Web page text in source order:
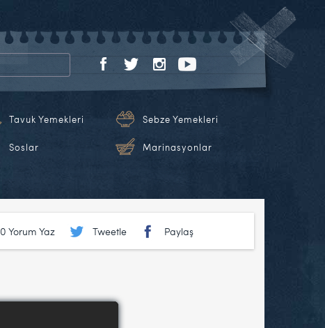
Tavuk Yemekleri Sebze Yemekleri
Soslar Marinasyonlar
0 Yorum Yaz Tweetle Paylaş